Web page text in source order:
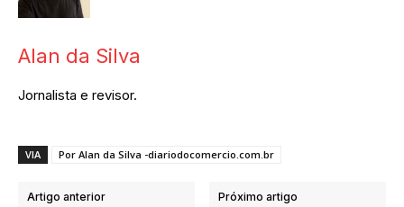
Alan da Silva
Jornalista e revisor.
VIA Por Alan da Silva -diariodocomercio.com.br
Artigo anterior Próximo artigo